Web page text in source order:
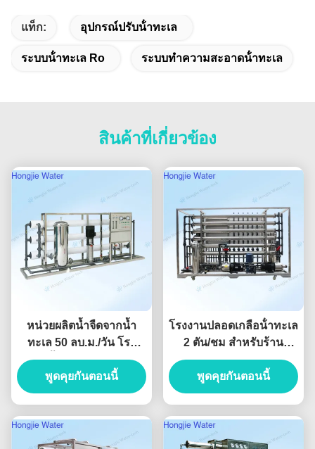
แท็ก: อุปกรณ์ปรับน้ําทะเล
ระบบน้ําทะเล Ro ระบบทําความสะอาดน้ําทะเล
สินค้าที่เกี่ยวข้อง
หน่วยผลิตน้ำจืดจากน้ำ
ทะเล 50 ลบ.ม./วัน โรง
กรองน้ำทะเลสำหรับแท่น
ขุดเจาะนอกชายฝั่ง
พูดคุยกันตอนนี้
โรงงานปลอดเกลือน้ําทะเล
2 ตัน/ชม สําหรับร้าน
อาหารเกาะ
พูดคุยกันตอนนี้